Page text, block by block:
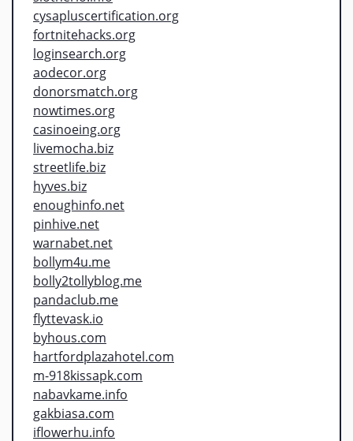
cysapluscertification.org
fortnitehacks.org
loginsearch.org
aodecor.org
donorsmatch.org
nowtimes.org
casinoeing.org
livemocha.biz
streetlife.biz
hyves.biz
enoughinfo.net
pinhive.net
warnabet.net
bollym4u.me
bolly2tollyblog.me
pandaclub.me
flyttevask.io
byhous.com
hartfordplazahotel.com
m-918kissapk.com
nabavkame.info
gakbiasa.com
iflowerhu.info